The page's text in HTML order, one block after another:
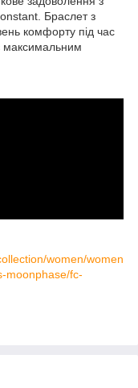
Браслет з
комфорту під час
максимальним
women/women
moonphase/fc-